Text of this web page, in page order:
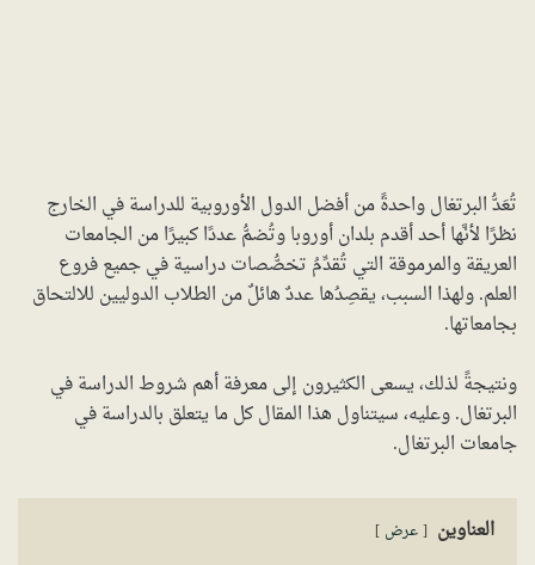
تُعَدُّ البرتغال واحدةً من أفضل الدول الأوروبية للدراسة في الخارج
نظرًا لأنَّها أحد أقدم بلدان أوروبا وتُضمُّ عددًا كبيرًا من الجامعات
العريقة والمرموقة التي تُقدِّمُ تخصُّصات دراسية في جميع فروع
العلم. ولهذا السبب، يقصِدُها عددٌ هائلٌ من الطلاب الدوليين للالتحاق
بجامعاتها.
ونتيجةً لذلك، يسعى الكثيرون إلى معرفة أهم شروط الدراسة في
البرتغال. وعليه، سيتناول هذا المقال كل ما يتعلق بالدراسة في
جامعات البرتغال.
العناوين عرض